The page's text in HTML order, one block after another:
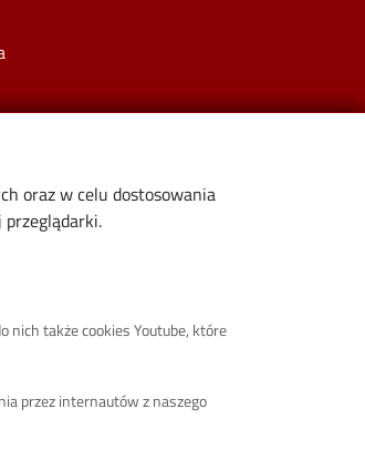
oraz w celu dostosowania
nich także cookies Youtube, które
przez internautów z naszego